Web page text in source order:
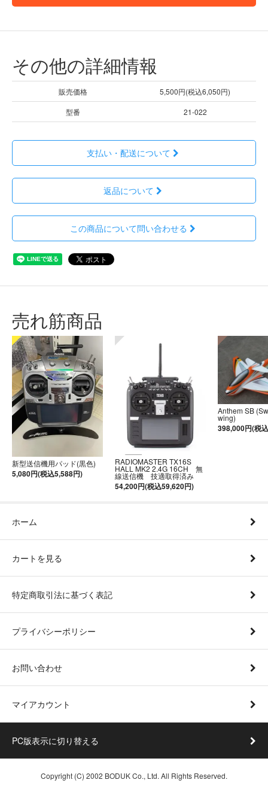
その他の詳細情報
販売価格
5,500円(税込6,050円)
型番
21-022
支払い・配送について
返品について
この商品について問い合わせる
売れ筋商品
新型送信機用パッド(黒色)
5,080円(税込5,588円)
RADIOMASTER TX16S
HALL MK2 2.4G 16CH 無
線送信機 技適取得済み
54,200円(税込59,620円)
Anthem SB
wing)
398,000円(税
ホーム
カートを見る
特定商取引法に基づく表記
プライバシーポリシー
お問い合わせ
マイアカウント
PC版表示に切り替える
Copyright (C) 2002 BODUK Co., Ltd. All Rights Reserved.